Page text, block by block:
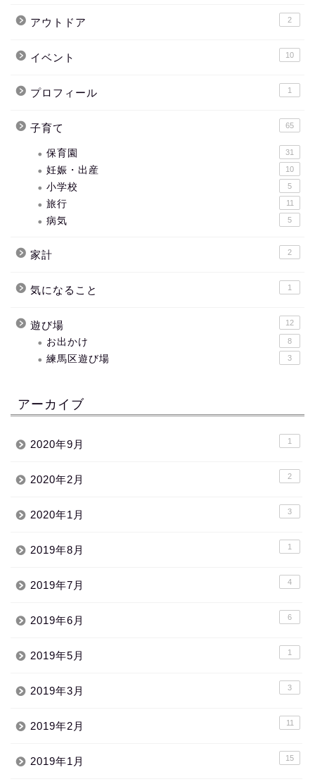
アウトドア 2
イベント 10
プロフィール 1
子育て 65
保育園 31
妊娠・出産 10
小学校 5
旅行 11
病気 5
家計 2
気になること 1
遊び場 12
お出かけ 8
練馬区遊び場 3
アーカイブ
2020年9月 1
2020年2月 2
2020年1月 3
2019年8月 1
2019年7月 4
2019年6月 6
2019年5月 1
2019年3月 3
2019年2月 11
2019年1月 15